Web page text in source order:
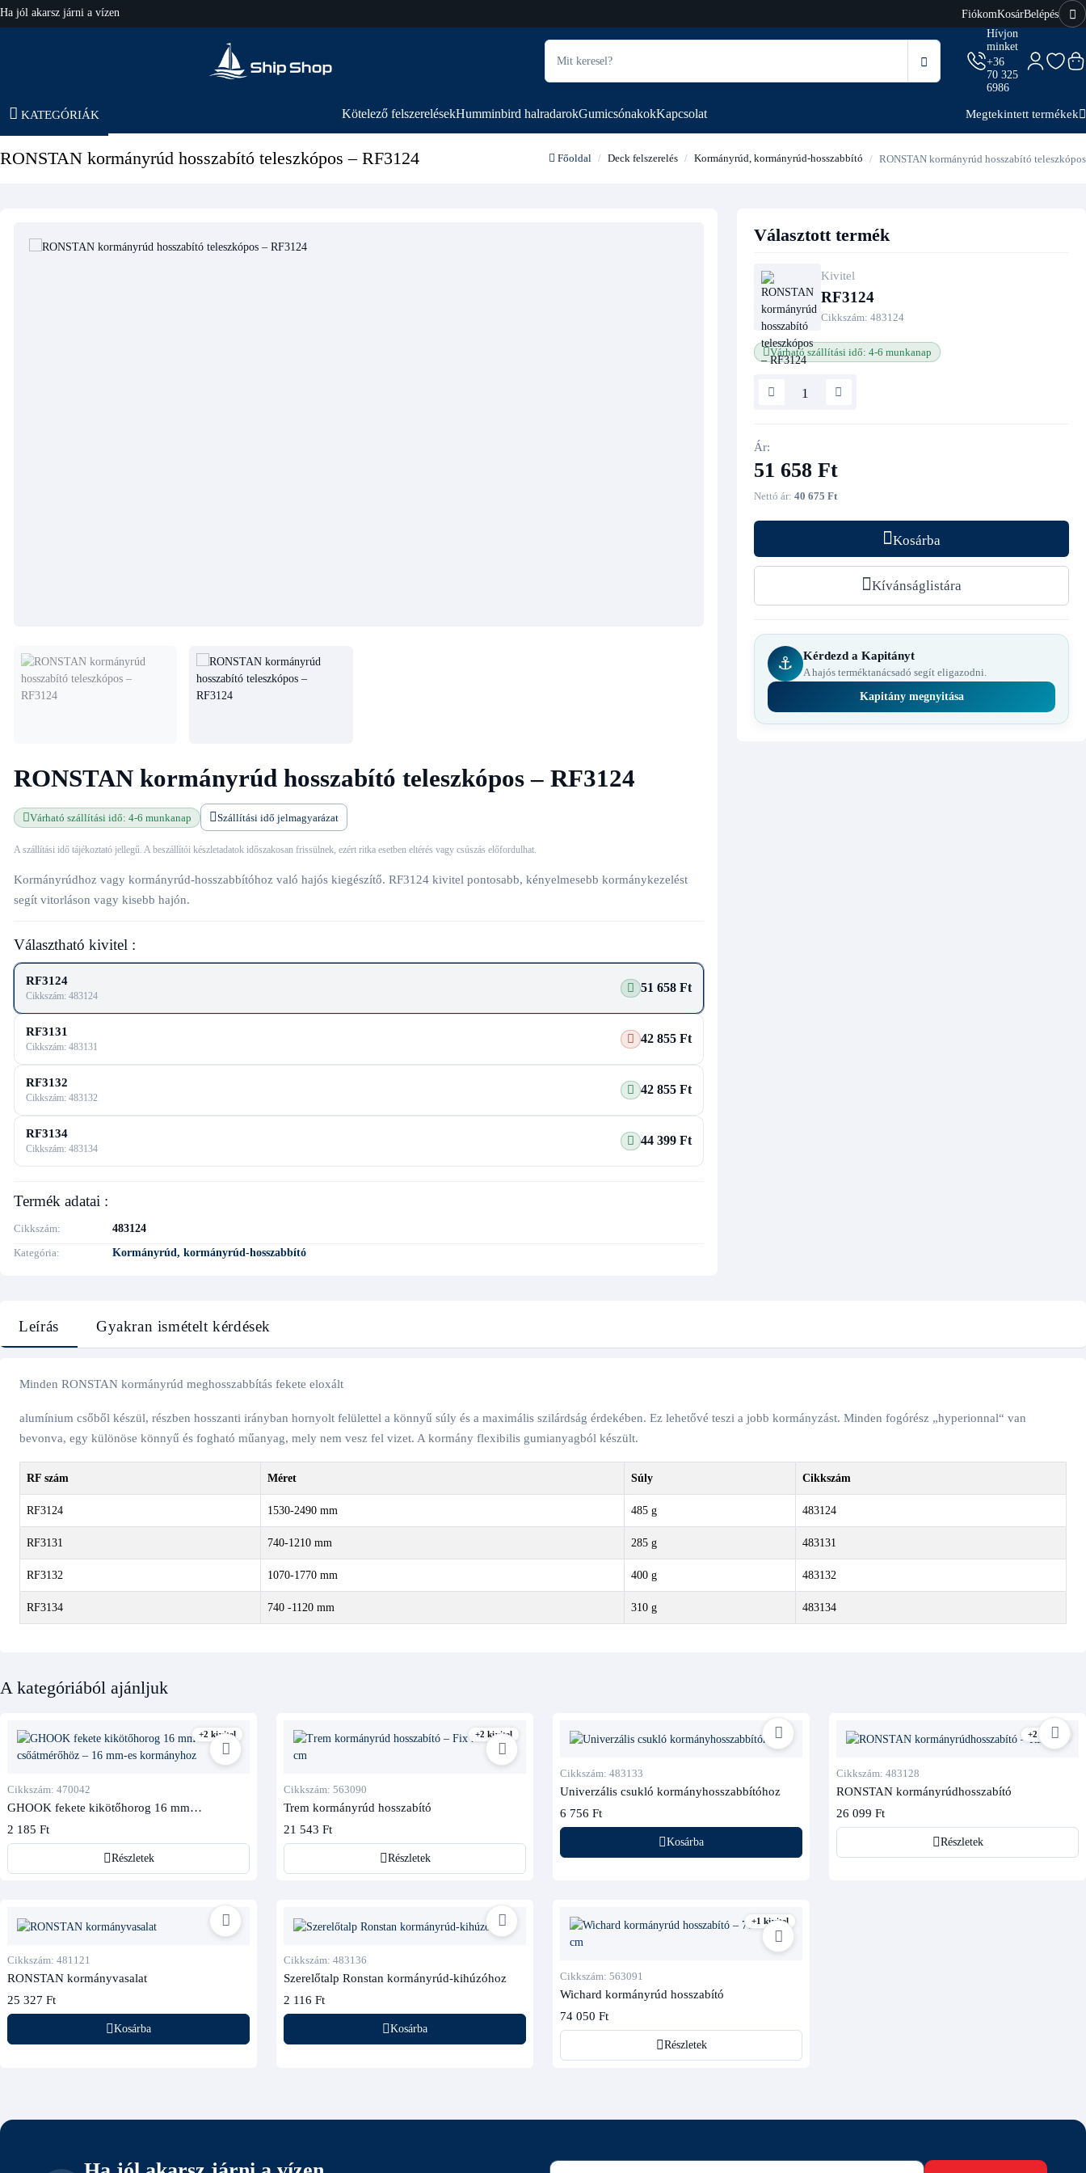
Ha jól akarsz járni a vízen
hajo-felszereles.hu
FiókomKosárBelépés
Hívjon
minket
+36
70 325
6986
KATEGÓRIÁK Kötelező felszerelésekHumminbird halradarokGumicsónakokKapcsolat Megtekintett termékek
RONSTAN kormányrúd hosszabító teleszkópos – RF3124 Főoldal Deck felszerelés Kormányrúd, kormányrúd-hosszabbító RONSTAN kormányrúd hosszabító teleszkópos
RONSTAN kormányrúd hosszabító teleszkópos – RF3124
Várható szállítási idő: 4-6 munkanap Szállítási idő jelmagyarázat
A szállítási idő tájékoztató jellegű. A beszállítói készletadatok időszakosan frissülnek, ezért ritka esetben eltérés vagy csúszás előfordulhat.
Kormányrúdhoz vagy kormányrúd-hosszabbítóhoz való hajós kiegészítő. RF3124 kivitel pontosabb, kényelmesebb kormánykezelést
segít vitorláson vagy kisebb hajón.
Választható kivitel :
RF3124
Cikkszám: 483124
51 658 Ft
RF3131
Cikkszám: 483131
42 855 Ft
RF3132
Cikkszám: 483132
42 855 Ft
RF3134
Cikkszám: 483134
44 399 Ft
Termék adatai :
Cikkszám
483124
Kategória
Kormányrúd, kormányrúd-hosszabbító
Választott termék
Kivitel
RF3124
Cikkszám: 483124
Várható szállítási idő: 4-6 munkanap
Ár:
51 658 Ft
Nettó ár:40 675 Ft
Kosárba
Kívánságlistára
⚓ Kérdezd a Kapitányt
A hajós terméktanácsadó segít eligazodni.
Kapitány megnyitása
Leírás Gyakran ismételt kérdések
Minden RONSTAN kormányrúd meghosszabbítás fekete eloxált
alumínium csőből készül, részben hosszanti irányban hornyolt felülettel a könnyű súly és a maximális szilárdság érdekében. Ez lehetővé teszi a jobb kormányzást. Minden fogórész „hyperionnal“ van
bevonva, egy különöse könnyű és fogható műanyag, mely nem vesz fel vizet. A kormány flexibilis gumianyagból készült.
RF szám Méret Súly Cikkszám
RF3124 1530-2490 mm 485 g 483124
RF3131 740-1210 mm 285 g 483131
RF3132 1070-1770 mm 400 g 483132
RF3134 740 -1120 mm 310 g 483134
A kategóriából ajánljuk
+2 kivitel
Cikkszám: 470042
GHOOK fekete kikötőhorog 16 mm
2 185 Ft
Részletek
+2 kivitel
Cikkszám: 563090
Trem kormányrúd hosszabító
21 543 Ft
Részletek
Cikkszám: 483133
Univerzális csukló kormányhosszabbítóhoz
6 756 Ft
Kosárba
+2 kivitel
Cikkszám: 483128
RONSTAN kormányrúdhosszabító
26 099 Ft
Részletek
Cikkszám: 481121
RONSTAN kormányvasalat
25 327 Ft
Kosárba
Cikkszám: 483136
Szerelőtalp Ronstan kormányrúd-kihúzóhoz
2 116 Ft
Kosárba
+1 kivitel
Cikkszám: 563091
Wichard kormányrúd hosszabító
74 050 Ft
Részletek
E-mail cím